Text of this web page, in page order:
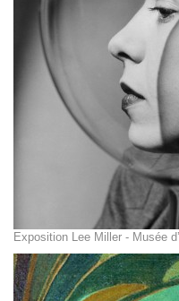
Exposition Lee Miller - Musée